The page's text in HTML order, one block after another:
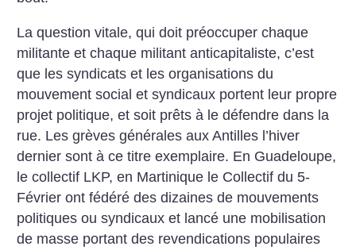
La question vitale, qui doit préoccuper chaque
militante et chaque militant anticapitaliste, c’est
que les syndicats et les organisations du
mouvement social et syndicaux portent leur propre
projet politique, et soit prêts à le défendre dans la
rue. Les grèves générales aux Antilles l’hiver
dernier sont à ce titre exemplaire. En Guadeloupe,
le collectif LKP, en Martinique le Collectif du 5-
Février ont fédéré des dizaines de mouvements
politiques ou syndicaux et lancé une mobilisation
de masse portant des revendications populaires